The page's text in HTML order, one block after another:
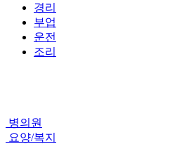
경리
부업
운전
조리
병의원
요양/복지